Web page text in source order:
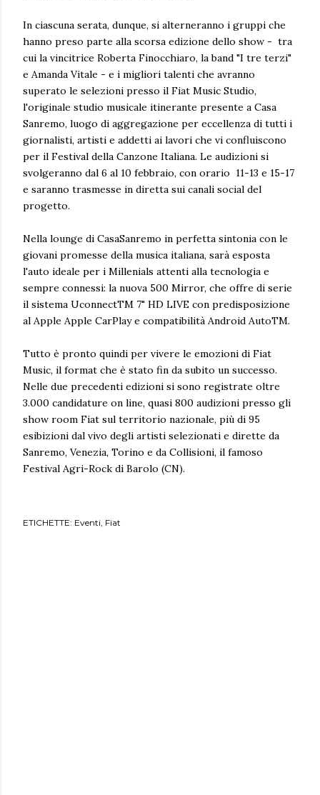
In ciascuna serata, dunque, si alterneranno i gruppi che
hanno preso parte alla scorsa edizione dello show - tra
cui la vincitrice Roberta Finocchiaro, la band "I tre terzi"
e Amanda Vitale - e i migliori talenti che avranno
superato le selezioni presso il Fiat Music Studio,
l'originale studio musicale itinerante presente a Casa
Sanremo, luogo di aggregazione per eccellenza di tutti i
giornalisti, artisti e addetti ai lavori che vi confluiscono
per il Festival della Canzone Italiana. Le audizioni si
svolgeranno dal 6 al 10 febbraio, con orario 11-13 e 15-17
e saranno trasmesse in diretta sui canali social del
progetto.
Nella lounge di CasaSanremo in perfetta sintonia con le
giovani promesse della musica italiana, sarà esposta
l'auto ideale per i Millenials attenti alla tecnologia e
sempre connessi: la nuova 500 Mirror, che offre di serie
il sistema UconnectTM 7" HD LIVE con predisposizione
al Apple Apple CarPlay e compatibilità Android AutoTM.
Tutto è pronto quindi per vivere le emozioni di Fiat
Music, il format che è stato fin da subito un successo.
Nelle due precedenti edizioni si sono registrate oltre
3.000 candidature on line, quasi 800 audizioni presso gli
show room Fiat sul territorio nazionale, più di 95
esibizioni dal vivo degli artisti selezionati e dirette da
Sanremo, Venezia, Torino e da Collisioni, il famoso
Festival Agri-Rock di Barolo (CN).
ETICHETTE: Eventi Fiat